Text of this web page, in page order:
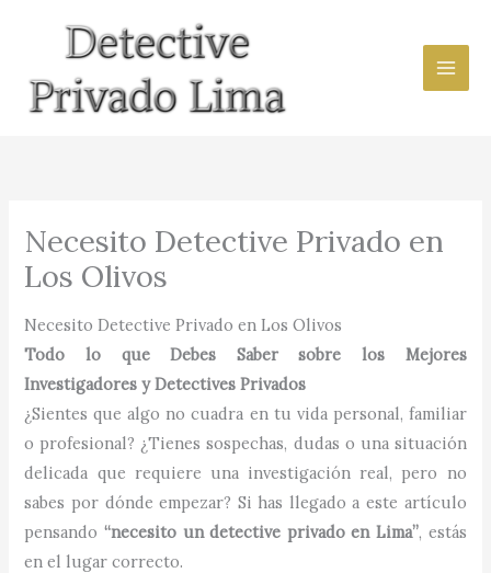
contenido
Necesito Detective Privado en
Los Olivos
Necesito Detective Privado en Los Olivos
Todo lo que Debes Saber sobre los Mejores
Investigadores y Detectives Privados
¿Sientes que algo no cuadra en tu vida personal, familiar
o profesional? ¿Tienes sospechas, dudas o una situación
delicada que requiere una investigación real, pero no
sabes por dónde empezar? Si has llegado a este artículo
pensando“necesito un detective privado en Lima”, estás
en el lugar correcto.